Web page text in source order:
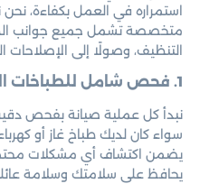
استمراره في العمل بكفاءة،
متخصصة تشمل جميع جوانب
التنظيف، وصولًا إلى الإصلاحات
1. فحص شامل للطباخات المنزلية
نبدأ كل عملية صيانة بفحص
سواء كان لديك طباخ غاز أو
يضمن اكتشاف أي مشكلات
يحافظ على سلامتك وسلامة